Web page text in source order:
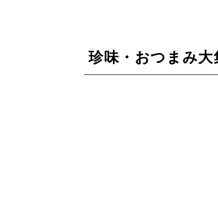
珍味・おつまみ大